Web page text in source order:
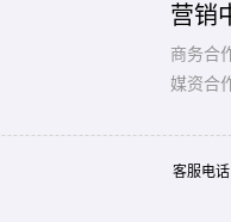
营销
商务合
媒资合
客服电